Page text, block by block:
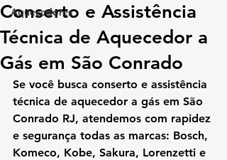
Aquecedores
Conserto e Assistência
Técnica de Aquecedor a
Gás em São Conrado
Se você busca conserto e assistência
técnica de aquecedor a gás em São
Conrado RJ, atendemos com rapidez
e segurança todas as marcas: Bosch,
Komeco, Kobe, Sakura, Lorenzetti e